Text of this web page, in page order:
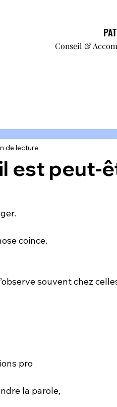
Conseil &
Conseil &
est peut-
de lecture
coince.
souvent chez
pro
la parole,